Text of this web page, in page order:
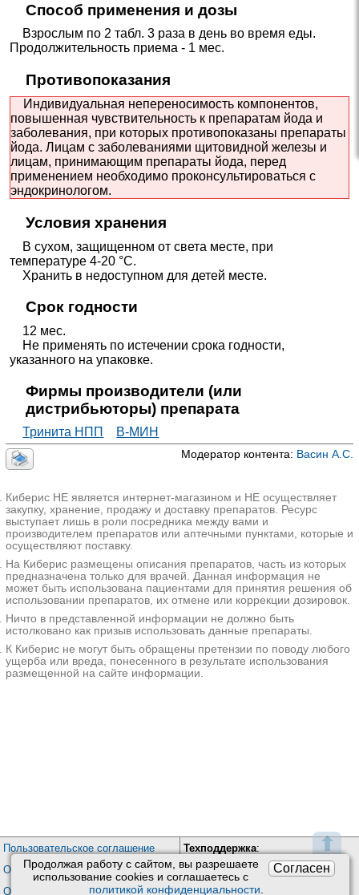
⬆
Согласен
Продолжая работу с сайтом, вы разрешаете
использование сookies и соглашаетесь с
политикой конфиденциальности.
Способ применения и дозы
Взрослым по 2 табл. 3 раза в день во время еды.
Продолжительность приема - 1 мес.
Противопоказания
Индивидуальная непереносимость компонентов,
повышенная чувствительность к препаратам йода и
заболевания, при которых противопоказаны препараты
йода. Лицам с заболеваниями щитовидной железы и
лицам, принимающим препараты йода, перед
применением необходимо проконсультироваться с
эндокринологом.
Условия хранения
В сухом, защищенном от света месте, при
температуре 4-20 °C.
Хранить в недоступном для детей месте.
Срок годности
12 мес.
Не применять по истечении срока годности,
указанного на упаковке.
Фирмы производители (или
дистрибьюторы) препарата
Тринита НПП В-МИН
Модератор контента: Васин А.С.
Киберис НЕ является интернет-магазином и НЕ осуществляет
закупку, хранение, продажу и доставку препаратов. Ресурс
выступает лишь в роли посредника между вами и
производителем препаратов или аптечными пунктами, которые и
осуществляют поставку.
На Киберис размещены описания препаратов, часть из которых
предназначена только для врачей. Данная информация не
может быть использована пациентами для принятия решения об
использовании препаратов, их отмене или коррекции дозировок.
Ничто в представленной информации не должно быть
истолковано как призыв использовать данные препараты.
К Киберис не могут быть обращены претензии по поводу любого
ущерба или вреда, понесенного в результате использования
размещенной на сайте информации.
Пользовательское соглашение
Обработка персональных данных
О проекте Киберис
Техподдержка:
Обратная связь